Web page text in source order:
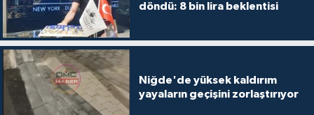
döndü: 8 bin lira beklentisi
Niğde'de yüksek kaldırım
yayaların geçişini zorlaştırıyor